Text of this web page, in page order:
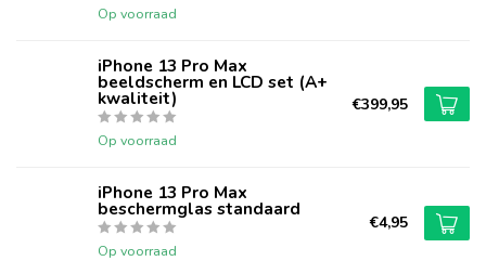
Op voorraad
iPhone 13 Pro Max
beeldscherm en LCD set (A+
kwaliteit)
Op voorraad
€399,95
iPhone 13 Pro Max
beschermglas standaard
Op voorraad
€4,95